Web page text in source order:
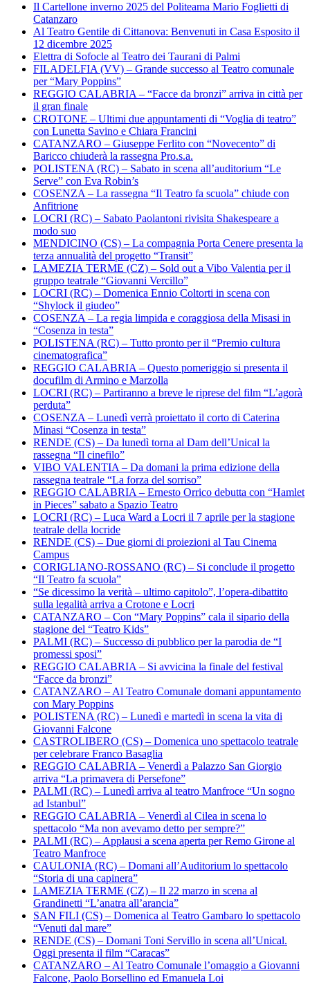
Il Cartellone inverno 2025 del Politeama Mario Foglietti di
Catanzaro
Al Teatro Gentile di Cittanova: Benvenuti in Casa Esposito il
12 dicembre 2025
Elettra di Sofocle al Teatro dei Taurani di Palmi
FILADELFIA (VV) – Grande successo al Teatro comunale
per “Mary Poppins”
REGGIO CALABRIA – “Facce da bronzi” arriva in città per
il gran finale
CROTONE – Ultimi due appuntamenti di “Voglia di teatro”
con Lunetta Savino e Chiara Francini
CATANZARO – Giuseppe Ferlito con “Novecento” di
Baricco chiuderà la rassegna Pro.s.a.
POLISTENA (RC) – Sabato in scena all’auditorium “Le
Serve” con Eva Robin’s
COSENZA – La rassegna “Il Teatro fa scuola” chiude con
Anfitrione
LOCRI (RC) – Sabato Paolantoni rivisita Shakespeare a
modo suo
MENDICINO (CS) – La compagnia Porta Cenere presenta la
terza annualità del progetto “Transit”
LAMEZIA TERME (CZ) – Sold out a Vibo Valentia per il
gruppo teatrale “Giovanni Vercillo”
LOCRI (RC) – Domenica Ennio Coltorti in scena con
“Shylock il giudeo”
COSENZA – La regia limpida e coraggiosa della Misasi in
“Cosenza in testa”
POLISTENA (RC) – Tutto pronto per il “Premio cultura
cinematografica”
REGGIO CALABRIA – Questo pomeriggio si presenta il
docufilm di Armino e Marzolla
LOCRI (RC) – Partiranno a breve le riprese del film “L’agorà
perduta”
COSENZA – Lunedì verrà proiettato il corto di Caterina
Minasi “Cosenza in testa”
RENDE (CS) – Da lunedì torna al Dam dell’Unical la
rassegna “Il cinefilo”
VIBO VALENTIA – Da domani la prima edizione della
rassegna teatrale “La forza del sorriso”
REGGIO CALABRIA – Ernesto Orrico debutta con “Hamlet
in Pieces” sabato a Spazio Teatro
LOCRI (RC) – Luca Ward a Locri il 7 aprile per la stagione
teatrale della locride
RENDE (CS) – Due giorni di proiezioni al Tau Cinema
Campus
CORIGLIANO-ROSSANO (RC) – Si conclude il progetto
“Il Teatro fa scuola”
“Se dicessimo la verità – ultimo capitolo”, l’opera-dibattito
sulla legalità arriva a Crotone e Locri
CATANZARO – Con “Mary Poppins” cala il sipario della
stagione del “Teatro Kids”
PALMI (RC) – Successo di pubblico per la parodia de “I
promessi sposi”
REGGIO CALABRIA – Si avvicina la finale del festival
“Facce da bronzi”
CATANZARO – Al Teatro Comunale domani appuntamento
con Mary Poppins
POLISTENA (RC) – Lunedì e martedì in scena la vita di
Giovanni Falcone
CASTROLIBERO (CS) – Domenica uno spettacolo teatrale
per celebrare Franco Basaglia
REGGIO CALABRIA – Venerdì a Palazzo San Giorgio
arriva “La primavera di Persefone”
PALMI (RC) – Lunedì arriva al teatro Manfroce “Un sogno
ad Istanbul”
REGGIO CALABRIA – Venerdì al Cilea in scena lo
spettacolo “Ma non avevamo detto per sempre?”
PALMI (RC) – Applausi a scena aperta per Remo Girone al
Teatro Manfroce
CAULONIA (RC) – Domani all’Auditorium lo spettacolo
“Storia di una capinera”
LAMEZIA TERME (CZ) – Il 22 marzo in scena al
Grandinetti “L’anatra all’arancia”
SAN FILI (CS) – Domenica al Teatro Gambaro lo spettacolo
“Venuti dal mare”
RENDE (CS) – Domani Toni Servillo in scena all’Unical.
Oggi presenta il film “Caracas”
CATANZARO – Al Teatro Comunale l’omaggio a Giovanni
Falcone, Paolo Borsellino ed Emanuela Loi